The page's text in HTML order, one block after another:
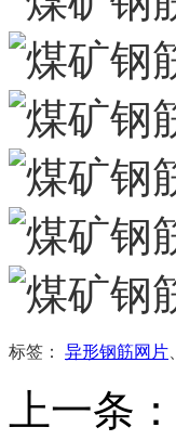
标签： 异形钢筋网片
上一条：